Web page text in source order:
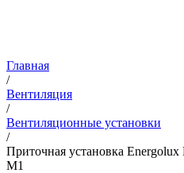
Главная
/
Вентиляция
/
Вентиляционные установки
/
Приточная установка
M1